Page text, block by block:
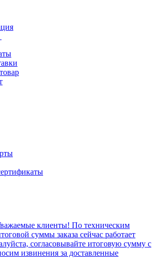
клиенты! По техническим
суммы заказа сейчас работает
согласовывайте итоговую сумму с
извинения за доставленные